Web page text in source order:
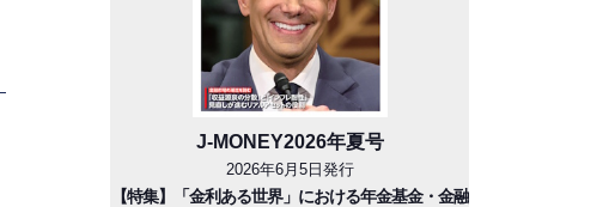
J-MONEY2026年夏号
2026年6月5日発行
【特集】「金利ある世界」における年金基金・金融